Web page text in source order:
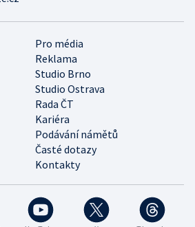
Pro média
Reklama
Studio Brno
Studio Ostrava
Rada ČT
Kariéra
Podávání námětů
Časté dotazy
Kontakty